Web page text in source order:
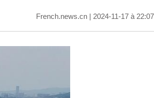
French.news.cn | 2024-11-17 à 22:07